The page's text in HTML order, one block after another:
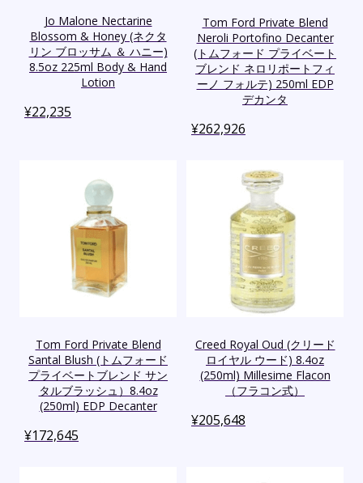
Jo Malone Nectarine
Blossom & Honey (ネクタ
リン ブロッサム ＆ ハニー)
8.5oz 225ml Body & Hand
Lotion
¥22,235
Tom Ford Private Blend
Neroli Portofino Decanter
(トムフォード プライベート
ブレンド ネロリポートフィ
ーノ フォルテ) 250ml EDP
デカンタ
¥262,926
Tom Ford Private Blend
Santal Blush (トムフォード
プライベートブレンド サン
タルブラッシュ）8.4oz
(250ml) EDP Decanter
¥172,645
Creed Royal Oud (クリード
ロイヤル ウード) 8.4oz
(250ml) Millesime Flacon
（フラコン式）
¥205,648